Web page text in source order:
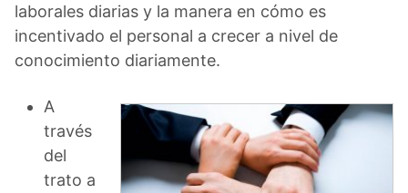
laborales diarias y la manera en cómo es
incentivado el personal a crecer a nivel de
conocimiento diariamente.
A
través
del
trato a